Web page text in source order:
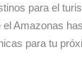
para el
Amazonas
para tu